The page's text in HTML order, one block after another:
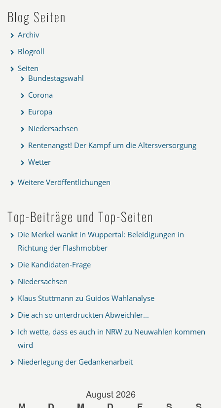
Blog Seiten
Archiv
Blogroll
Seiten
Bundestagswahl
Corona
Europa
Niedersachsen
Rentenangst! Der Kampf um die Altersversorgung
Wetter
Weitere Veröffentlichungen
Top-Beiträge und Top-Seiten
Die Merkel wankt in Wuppertal: Beleidigungen in
Richtung der Flashmobber
Die Kandidaten-Frage
Niedersachsen
Klaus Stuttmann zu Guidos Wahlanalyse
Die ach so unterdrückten Abweichler...
Ich wette, dass es auch in NRW zu Neuwahlen kommen
wird
Niederlegung der Gedankenarbeit
August 2026